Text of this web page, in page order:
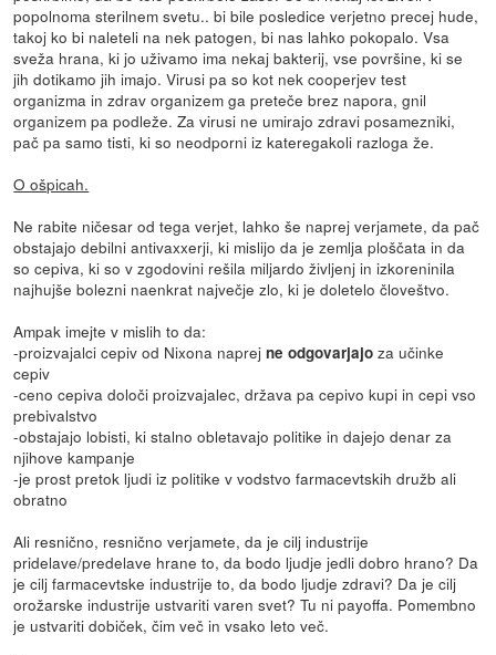
popolnoma sterilnem svetu.. bi bile posledice verjetno precej hude,
takoj ko bi naleteli na nek patogen, bi nas lahko pokopalo. Vsa
sveža hrana, ki jo uživamo ima nekaj bakterij, vse površine, ki se
jih dotikamo jih imajo. Virusi pa so kot nek cooperjev test
organizma in zdrav organizem ga preteče brez napora, gnil
organizem pa podleže. Za virusi ne umirajo zdravi posamezniki,
pač pa samo tisti, ki so neodporni iz kateregakoli razloga že.
O ošpicah.
Ne rabite ničesar od tega verjet, lahko še naprej verjamete, da pač
obstajajo debilni antivaxxerji, ki mislijo da je zemlja ploščata in da
so cepiva, ki so v zgodovini rešila miljardo življenj in izkoreninila
najhujše bolezni naenkrat največje zlo, ki je doletelo človeštvo.
Ampak imejte v mislih to da:
-proizvajalci cepiv od Nixona naprejne odgovarjajo za učinke
cepiv
-ceno cepiva določi proizvajalec, država pa cepivo kupi in cepi vso
prebivalstvo
-obstajajo lobisti, ki stalno obletavajo politike in dajejo denar za
njihove kampanje
-je prost pretok ljudi iz politike v vodstvo farmacevtskih družb ali
obratno
Ali resnično, resnično verjamete, da je cilj industrije
pridelave/predelave hrane to, da bodo ljudje jedli dobro hrano? Da
je cilj farmacevtske industrije to, da bodo ljudje zdravi? Da je cilj
orožarske industrije ustvariti varen svet? Tu ni payoffa. Pomembno
je ustvariti dobiček, čim več in vsako leto več.